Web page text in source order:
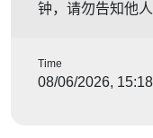
钟，请勿告知他人
Time
08/06/2026,